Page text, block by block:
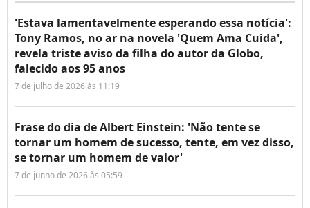
'Estava lamentavelmente esperando essa notícia':
Tony Ramos, no ar na novela 'Quem Ama Cuida',
revela triste aviso da filha do autor da Globo,
falecido aos 95 anos
7 de julho de 2026 às 11:19
Frase do dia de Albert Einstein: 'Não tente se
tornar um homem de sucesso, tente, em vez disso,
se tornar um homem de valor'
7 de junho de 2026 às 05:59